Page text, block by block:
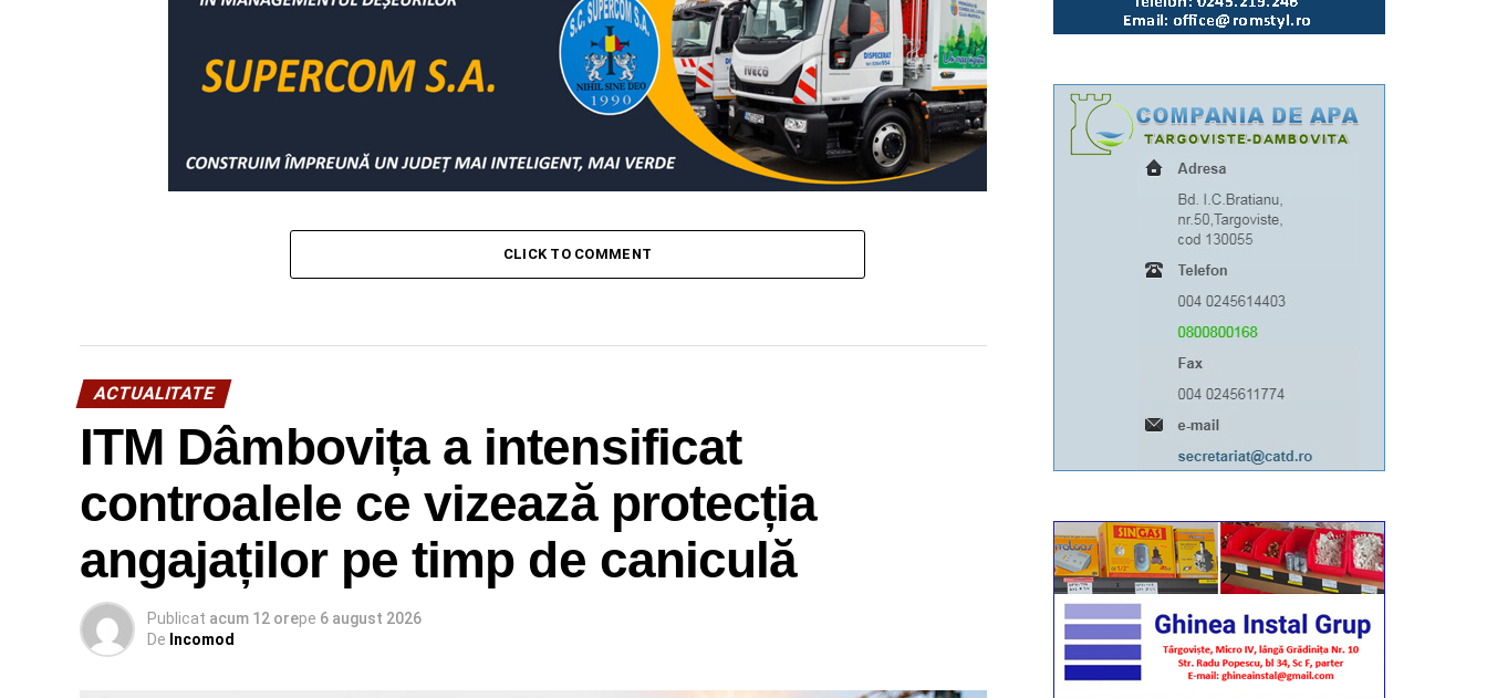
CLICK TO COMMENT
ACTUALITATE
ITM Dâmbovița a intensificat
controalele ce vizează protecția
angajaților pe timp de caniculă
Publicat acum 12 orepe 6 august 2026
De Incomod